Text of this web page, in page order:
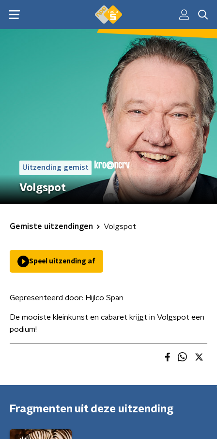
Uitzending gemist
Volgspot
Gemiste uitzendingen Volgspot
Speel uitzending af
Gepresenteerd door: Hijlco Span
De mooiste kleinkunst en cabaret krijgt in Volgspot een
podium!
Fragmenten uit deze uitzending